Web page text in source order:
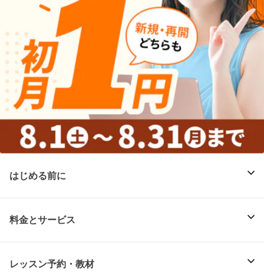
はじめる前に
料金とサービス
レッスン予約・教材